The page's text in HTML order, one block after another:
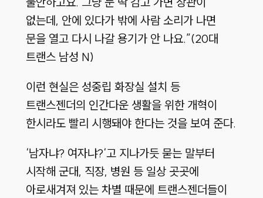
없는데, 안에 있다가 밖에 사람 소리가 나면
문을 열고 다시 나갈 용기가 안 나요.”(20대
트랜스 남성 N)
이런 현실은 성중립 화장실 설치 등
트랜스젠더의 인간다운 생활을 위한 개혁이
한시라도 빨리 시행돼야 한다는 것을 보여 준다.
‘남자냐? 여자냐?‘고 지나가듯 묻는 말부터
시작해 군대, 직장, 병원 등 일상 곳곳에
아로새겨져 있는 차별 때문에 트랜스젠더들이